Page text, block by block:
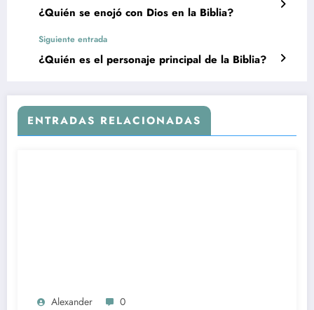
¿Quién se enojó con Dios en la Biblia?
Siguiente entrada
¿Quién es el personaje principal de la Biblia?
ENTRADAS RELACIONADAS
Alexander 0